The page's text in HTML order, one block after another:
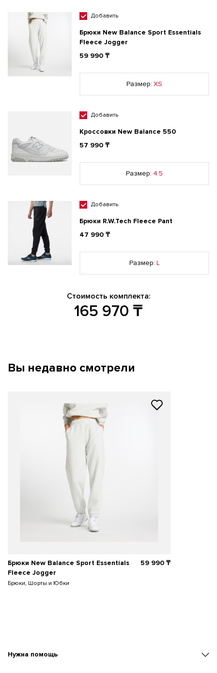
Добавить
Брюки New Balance Sport Essentials
Fleece Jogger
59 990 ₸
Размер: XS
Добавить
Кроссовки New Balance 550
57 990 ₸
Размер: 4.5
Добавить
Брюки R.W.Tech Fleece Pant
47 990 ₸
Размер: L
Стоимость комплекта:
165 970 ₸
Вы недавно смотрели
Брюки New Balance Sport Essentials
Fleece Jogger
Брюки, Шорты и Юбки
59 990₸
Нужна помощь